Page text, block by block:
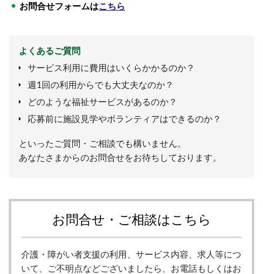
お問合せフォームはこちら
よくあるご質問
サービス利用に費用はいくらかかるのか？
週1回の利用からでも大丈夫なのか？
どのような福祉サービスがあるのか？
応募前に施設見学やボランティアはできるのか？
といったご質問・ご相談でも構いません。
あなたさまからのお問合せをお待ちしております。
お問合せ・ご相談はこちら
介護・障がい者支援の利用、サービス内容、求人等につ
いて、ご不明点などございましたら、お電話もしくはお